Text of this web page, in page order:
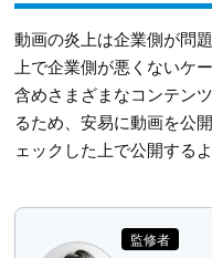
動画の炎上は企業側が問
上で企業側が悪くないケ
含めさまざまなコンテン
るため、安易に動画を公
ェックした上で公開する
監修者